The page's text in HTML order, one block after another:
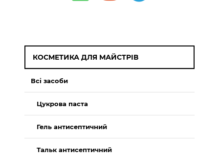
КОСМЕТИКА ДЛЯ МАЙСТРІВ
Всі засоби
Цукрова паста
Гель антисептичний
Тальк антисептичний